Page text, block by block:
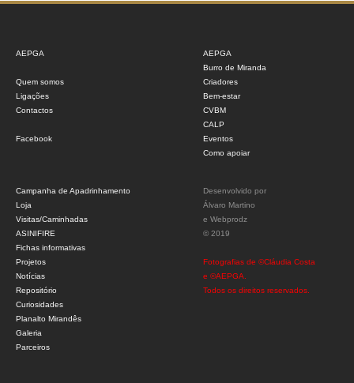
AEPGA
Quem somos
Ligações
Contactos
Facebook
AEPGA
Burro de Miranda
Criadores
Bem-estar
CVBM
CALP
Eventos
Como apoiar
Campanha de Apadrinhamento
Loja
Visitas/Caminhadas
ASINIFIRE
Fichas informativas
Projetos
Notícias
Repositório
Curiosidades
Planalto Mirandês
Galeria
Parceiros
Desenvolvido por
Álvaro Martino
e Webprodz
© 2019
Fotografias de ©Cláudia Costa
e ©AEPGA.
Todos os direitos reservados.